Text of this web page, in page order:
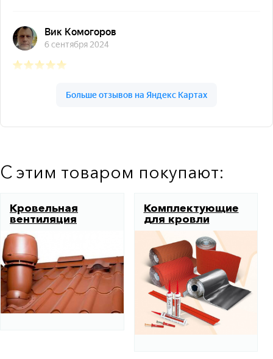
С этим товаром покупают:
Кровельная
вентиляция
Комплектующие
для кровли